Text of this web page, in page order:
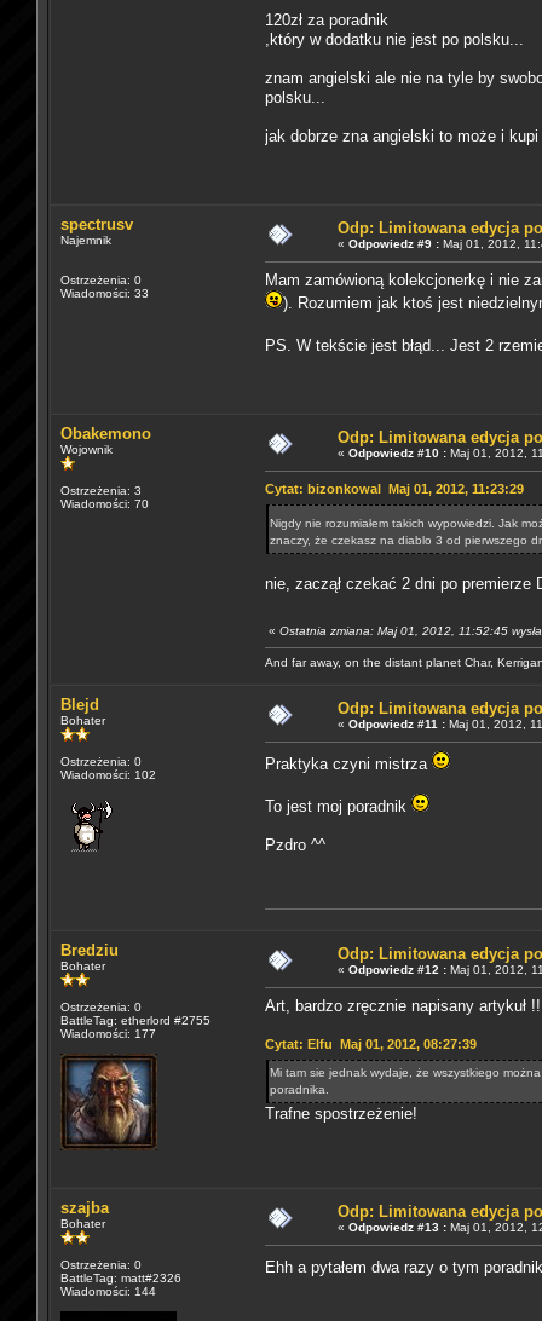
120zł za poradnik
,który w dodatku nie jest po polsku...
znam angielski ale nie na tyle by
polsku...
jak dobrze zna angielski to może i
spectrusv
Najemnik
Ostrzeżenia: 0
Wiadomości: 33
Odp: Limitowana edycja
« Odpowiedz #9 : Maj 01, 2012,
Mam zamówioną kolekcjonerkę i nie
). Rozumiem jak ktoś jest
PS. W tekście jest błąd... Jest 2
Obakemono
Wojownik
Ostrzeżenia: 3
Wiadomości: 70
Odp: Limitowana edycja
« Odpowiedz #10 : Maj 01, 2012,
Cytat: bizonkowal Maj 01, 2012, 11:23:29
Nigdy nie rozumiałem takich wypowiedzi. Jak
znaczy, że czekasz na diablo 3 od pierwszego
nie, zaczął czekać 2 dni po premierze
« Ostatnia zmiana: Maj 01, 2012, 11:52:45
And far away, on the distant planet Char,
Blejd
Bohater
Ostrzeżenia: 0
Wiadomości: 102
Odp: Limitowana edycja
« Odpowiedz #11 : Maj 01, 2012,
Praktyka czyni mistrza
To jest moj poradnik
Pzdro ^^
Bredziu
Bohater
Ostrzeżenia: 0
BattleTag: etherlord #2755
Wiadomości: 177
Odp: Limitowana edycja
« Odpowiedz #12 : Maj 01, 2012,
Art, bardzo zręcznie napisany artykuł
Cytat: Elfu Maj 01, 2012, 08:27:39
Mi tam sie jednak wydaje, że wszystkiego
poradnika.
Trafne spostrzeżenie!
szajba
Bohater
Ostrzeżenia: 0
BattleTag: matt#2326
Wiadomości: 144
Odp: Limitowana edycja
« Odpowiedz #13 : Maj 01, 2012,
Ehh a pytałem dwa razy o tym